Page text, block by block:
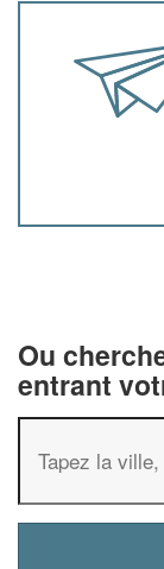
Ou
entrant